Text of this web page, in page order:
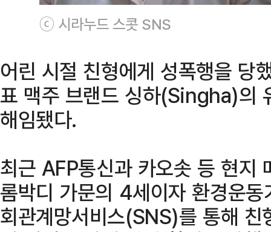
ⓒ 시라누드 스콧 SNS
어린 시절 친형에게 성폭행을 당
표 맥주 브랜드 싱하(Singha)의
해임됐다.
최근 AFP통신과 카오솟 등 현지
롬박디 가문의 4세이자 환경운
회관계망서비스(SNS)를 통해